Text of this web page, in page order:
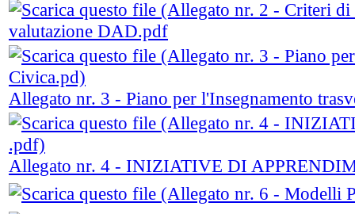
valutazione DAD.pdf
Allegato nr. 3 - Piano per l'Insegnamento
Allegato nr. 4 - INIZIATIVE DI